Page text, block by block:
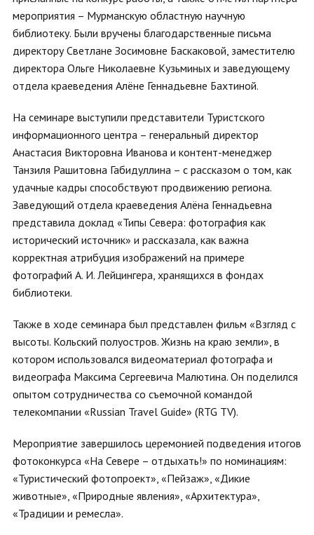
мероприятия – Мурманскую областную научную
библиотеку. Были вручены благодарственные письма
директору Светлане Зосимовне Баскаковой, заместителю
директора Ольге Николаевне Кузьминых и заведующему
отдела краеведения Алёне Геннадьевне Бахтиной.
На семинаре выступили представители Туристского
информационного центра – генеральный директор
Анастасия Викторовна Иванова и контент-менеджер
Танзиля Рашитовна Габидуллина – с рассказом о том, как
удачные кадры способствуют продвижению региона.
Заведующий отдела краеведения Алёна Геннадьевна
представила доклад «Типы Севера: фотография как
исторический источник» и рассказала, как важна
корректная атрибуция изображений на примере
фотографий А. И. Лейцингера, хранящихся в фондах
библиотеки.
Также в ходе семинара был представлен фильм «Взгляд с
высоты. Кольский полуостров. Жизнь на краю земли», в
котором использовался видеоматериал фотографа и
видеографа Максима Сергеевича Малютина. Он поделился
опытом сотрудничества со съемочной командой
телекомпании «Russian Travel Guide» (RTG TV).
Мероприятие завершилось церемонией подведения итогов
фотоконкурса «На Севере – отдыхать!» по номинациям:
«Туристический фотопроект», «Пейзаж», «Дикие
животные», «Природные явления», «Архитектура»,
«Традиции и ремесла».